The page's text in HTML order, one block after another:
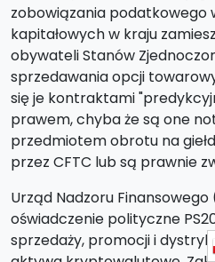
zobowiązania podatkowego
kapitałowych w kraju
obywateli Stanów
sprzedawania opcji
się je kontraktami
prawem, chyba że są one
przedmiotem obrotu na
przez CFTC lub są prawnie
Urząd Nadzoru Finansowego
oświadczenie polityczne
sprzedaży, promocji i